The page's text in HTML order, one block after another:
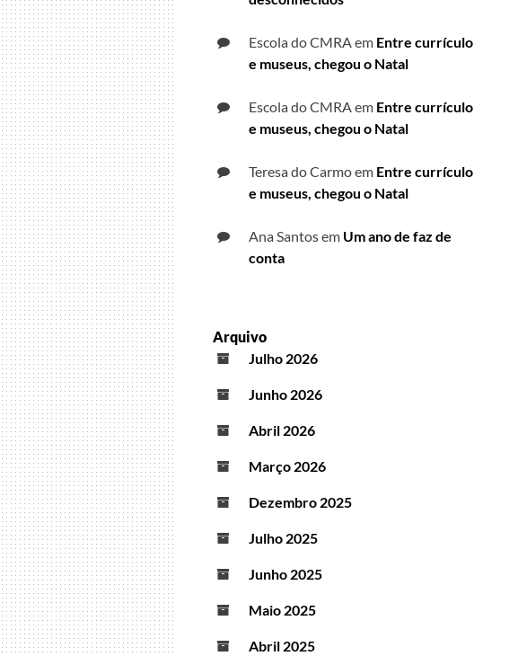
Escola do CMRAem Entre currículo
e museus, chegou o Natal
Escola do CMRAem Entre currículo
e museus, chegou o Natal
Teresa do Carmoem Entre currículo
e museus, chegou o Natal
Ana Santosem Um ano de faz de
conta
Arquivo
Julho 2026
Junho 2026
Abril 2026
Março 2026
Dezembro 2025
Julho 2025
Junho 2025
Maio 2025
Abril 2025